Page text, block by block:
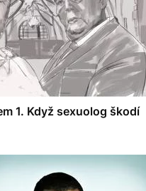
1. Když sexuolog škodí